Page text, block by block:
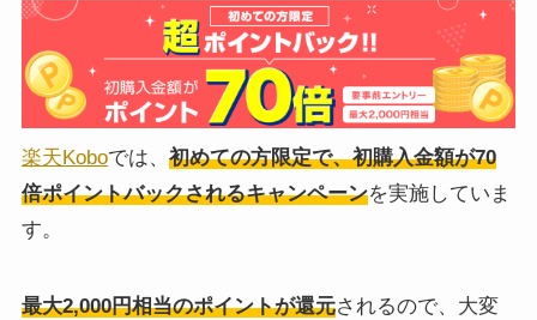
楽天Koboでは、 初めての方限定で、初購入金額が70
倍ポイントバックされるキャンペーンを実施していま
す。
最大2,000円相当のポイントが還元されるので、大変